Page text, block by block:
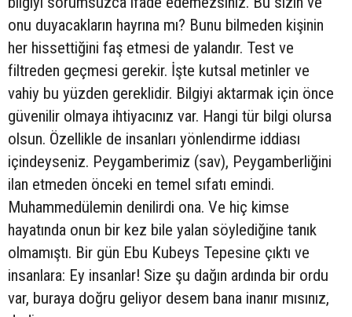
onu duyacakların hayrına mı? Bunu bilmeden kişinin
her hissettiğini faş etmesi de yalandır. Test ve
filtreden geçmesi gerekir. İşte kutsal metinler ve
vahiy bu yüzden gereklidir. Bilgiyi aktarmak için önce
güvenilir olmaya ihtiyacınız var. Hangi tür bilgi olursa
olsun. Özellikle de insanları yönlendirme iddiası
içindeyseniz. Peygamberimiz (sav), Peygamberliğini
ilan etmeden önceki en temel sıfatı emindi.
Muhammedülemin denilirdi ona. Ve hiç kimse
hayatında onun bir kez bile yalan söylediğine tanık
olmamıştı. Bir gün Ebu Kubeys Tepesine çıktı ve
insanlara: Ey insanlar! Size şu dağın ardında bir ordu
var, buraya doğru geliyor desem bana inanır mısınız,